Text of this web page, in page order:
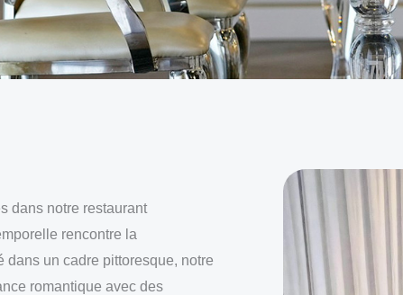
dans notre restaurant
rencontre la
un cadre pittoresque, notre
romantique avec des